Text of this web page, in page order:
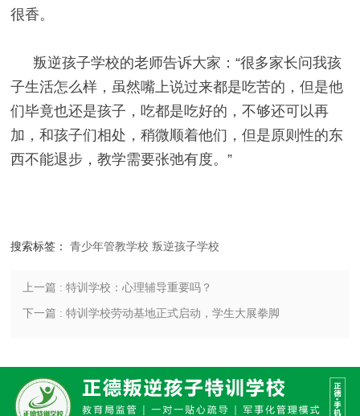
很香。
叛逆孩子学校的老师告诉大家：“很多家长问我孩
子生活怎么样，虽然嘴上说过来都是吃苦的，但是他
们毕竟也还是孩子，吃都是吃好的，不够还可以再
加，和孩子们相处，稍微顺着他们，但是原则性的东
西不能退步，教学需要张弛有度。”
搜索标签：青少年管教学校 叛逆孩子学校
上一篇 : 特训学校：心理辅导重要吗？
下一篇 : 特训学校劳动基地正式启动，学生大展拳脚